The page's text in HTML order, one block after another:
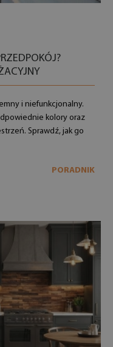
i niefunkcjonalny.
kolory oraz
Sprawdź, jak go
PORADNIK